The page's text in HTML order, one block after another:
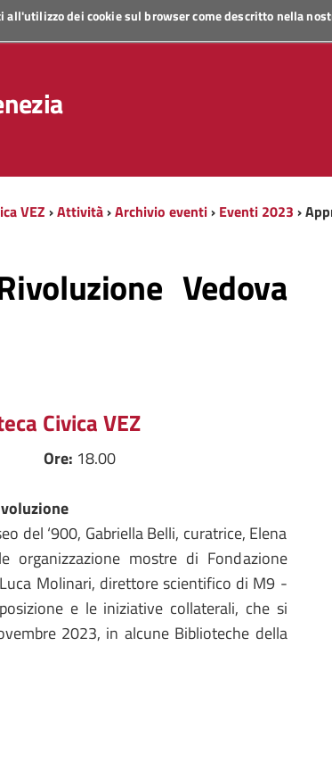
all'utilizzo dei cookie sul browser come descritto nella
VEZ ›Attività›Archivio eventi› Eventi 2023 ›
Vedova
Civica VEZ
Ore: 18.00
del ‘900, Gabriella Belli, curatrice, Elena
organizzazione mostre di Fondazione
Molinari, direttore scientifico di M9 -
e le iniziative collaterali, che si
2023, in alcune Biblioteche della